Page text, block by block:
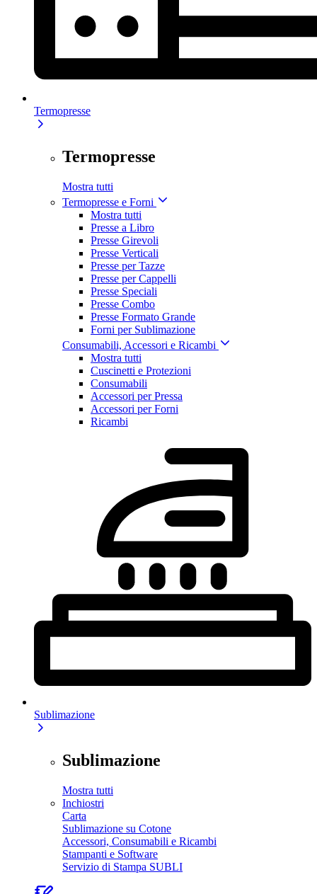
Termopresse
Termopresse
Mostra tutti
Termopresse e Forni
Mostra tutti
Presse a Libro
Presse Girevoli
Presse Verticali
Presse per Tazze
Presse per Cappelli
Presse Speciali
Presse Combo
Presse Formato Grande
Forni per Sublimazione
Consumabili, Accessori e Ricambi
Mostra tutti
Cuscinetti e Protezioni
Consumabili
Accessori per Pressa
Accessori per Forni
Ricambi
Sublimazione
Sublimazione
Mostra tutti
Inchiostri
Carta
Sublimazione su Cotone
Accessori, Consumabili e Ricambi
Stampanti e Software
Servizio di Stampa SUBLI